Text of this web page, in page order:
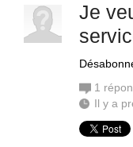
Je
1
Il y a